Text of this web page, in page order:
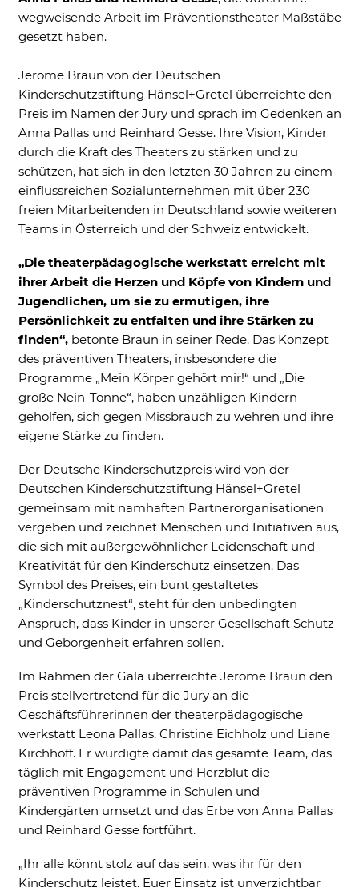
wegweisende Arbeit im Präventionstheater Maßstäbe
gesetzt haben.
Jerome Braun von der Deutschen
Kinderschutzstiftung Hänsel+Gretel überreichte den
Preis im Namen der Jury und sprach im Gedenken an
Anna Pallas und Reinhard Gesse. Ihre Vision, Kinder
durch die Kraft des Theaters zu stärken und zu
schützen, hat sich in den letzten 30 Jahren zu einem
einflussreichen Sozialunternehmen mit über 230
freien Mitarbeitenden in Deutschland sowie weiteren
Teams in Österreich und der Schweiz entwickelt.
„Die theaterpädagogische werkstatt erreicht mit
ihrer Arbeit die Herzen und Köpfe von Kindern und
Jugendlichen, um sie zu ermutigen, ihre
Persönlichkeit zu entfalten und ihre Stärken zu
finden“,betonte Braun in seiner Rede. Das Konzept
des präventiven Theaters, insbesondere die
Programme „Mein Körper gehört mir!“ und „Die
große Nein-Tonne“, haben unzähligen Kindern
geholfen, sich gegen Missbrauch zu wehren und ihre
eigene Stärke zu finden.
Der Deutsche Kinderschutzpreis wird von der
Deutschen Kinderschutzstiftung Hänsel+Gretel
gemeinsam mit namhaften Partnerorganisationen
vergeben und zeichnet Menschen und Initiativen aus,
die sich mit außergewöhnlicher Leidenschaft und
Kreativität für den Kinderschutz einsetzen. Das
Symbol des Preises, ein bunt gestaltetes
„Kinderschutznest“, steht für den unbedingten
Anspruch, dass Kinder in unserer Gesellschaft Schutz
und Geborgenheit erfahren sollen.
Im Rahmen der Gala überreichte Jerome Braun den
Preis stellvertretend für die Jury an die
Geschäftsführerinnen der theaterpädagogische
werkstatt Leona Pallas, Christine Eichholz und Liane
Kirchhoff. Er würdigte damit das gesamte Team, das
täglich mit Engagement und Herzblut die
präventiven Programme in Schulen und
Kindergärten umsetzt und das Erbe von Anna Pallas
und Reinhard Gesse fortführt.
„Ihr alle könnt stolz auf das sein, was ihr für den
Kinderschutz leistet. Euer Einsatz ist unverzichtbar
Diese werden für die Grundfunktionen der
Website benötigt und helfen dabei, unsere
Website nutzbar zu machen sowie Zugriffe
auf sichere Bereiche unserer Website
ermöglichen.
Cookie Informationen anzeigen
Includes resources that make external
content available on the website. Such as
YouTube, Instagram or similar providers.
Cookie Informationen anzeigen
Marketing und Statistik
verwendet, um anonymes Tracking zu
anonymisierte Daten an eventuelle
Drittanbieter weitergeleitet.